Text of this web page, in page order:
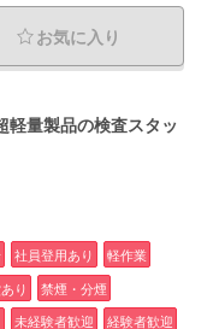
お気に入り
軽量製品の検査スタッ
社員登用あり
軽作業
り
禁煙・分煙
未経験者歓迎
経験者歓迎